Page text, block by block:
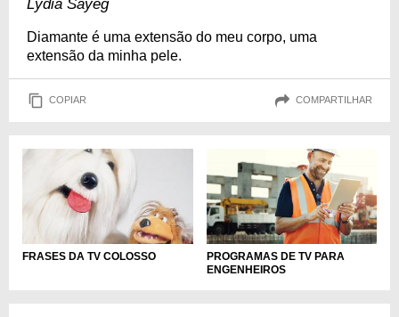
Lydia Sayeg
Diamante é uma extensão do meu corpo, uma
extensão da minha pele.
COPIAR COMPARTILHAR
FRASES DA TV COLOSSO
PROGRAMAS DE TV PARA
ENGENHEIROS